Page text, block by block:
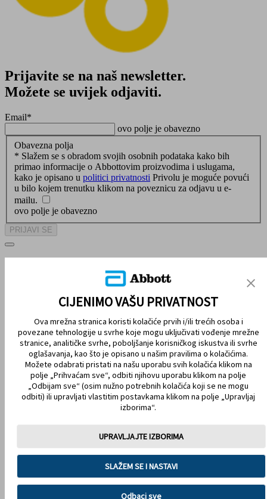
Prijavite se na naš newsletter.
Možete se uvijek odjaviti.
Email*
ovo polje je obavezno
Obavezna polja
* Slažem se s obradom svojih osobnih podataka kako bih
primao informacije o Abbottovim proizvodima i uslugama,
kako je opisano u politici privatnosti Privolu je moguće povući
u bilo kojem trenutku klikom na poveznicu za odjavu u e-
mailu.
ovo polje je obavezno
PRIJAVI SE
ODRICANJE OD ODGOVORNOSTI I REFERENCE
Korištenje tzv. kolačića
Pravila o zaštiti osobnih podataka
CIJENIMO VAŠU PRIVATNOST
Ova mrežna stranica koristi kolačiće prvih i/ili trećih osoba i
povezane tehnologije u svrhe koje mogu uključivati vođenje mrežne
stranice, analitičke svrhe, poboljšanje korisničkog iskustva ili svrhe
oglašavanja, kao što je opisano u našim pravilima o kolačićima.
Možete odabrati pristati na našu uporabu svih kolačića klikom na
polje „Prihvaćam sve“, odbiti njihovu uporabu klikom na polje
„Odbijam sve“ (osim nužno potrebnih kolačića koji se ne mogu
odbiti) ili upravljati vlastitim postavkama klikom na polje „Upravljaj
izborima“.
UPRAVLJAJTE IZBORIMA
SLAŽEM SE I NASTAVI
Odbaci sve